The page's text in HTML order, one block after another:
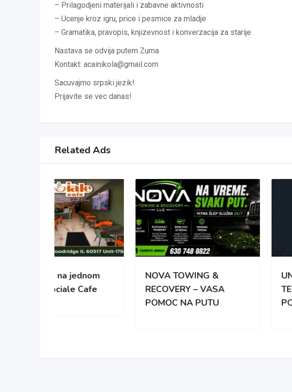
– Prilagodjeni materijali i zabavne aktivnosti
– Ucenje kroz igru, price i pesmice za mladje
– Gramatika, pravopis, knjizevnost i konverzacija za starije
Nastava se odvija putem Zuma
Kontakt: acainikola@gmail.com
Sacuvajmo srpski jezik!
Prijavite se vec danas!
Related Ads
NOVA TOWING &
RECOVERY – VASA
UNA DENT –
TEHNOLOGIJA
POPRAVKE ZUBA